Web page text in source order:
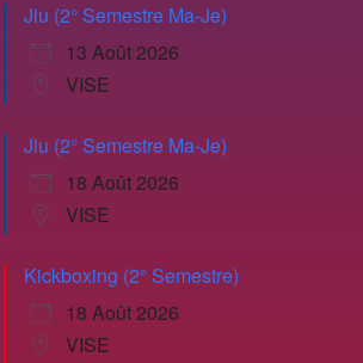
Jiu (2° Semestre Ma-Je)
13 Août 2026
VISE
Jiu (2° Semestre Ma-Je)
18 Août 2026
VISE
Kickboxing (2° Semestre)
18 Août 2026
VISE